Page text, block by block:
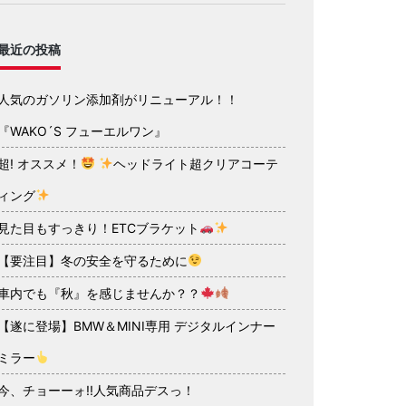
近の投稿
人気のガソリン添加剤がリニューアル！！
『WAKO´S フューエルワン』
! オススメ！ ヘッドライト超クリアコーテ
ィング
見た目もすっきり！ETCブラケット
【要注目】冬の安全を守るために
内でも『秋』を感じませんか？？
【遂に登場】BMW＆MINI専用 デジタルインナー
ミラー
、チョーーォ!!人気商品デスっ！